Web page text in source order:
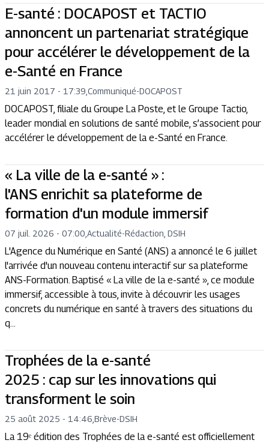
E-santé : DOCAPOST et TACTIO
annoncent un partenariat stratégique
pour accélérer le développement de la
e-Santé en France
21 juin 2017 - 17:39 Communiqué-DOCAPOST
DOCAPOST, filiale du Groupe La Poste, et le Groupe Tactio,
leader mondial en solutions de santé mobile, s’associent pour
accélérer le développement de la e-Santé en France.
« La ville de la e-santé » :
l'ANS enrichit sa plateforme de
formation d'un module immersif
07 juil. 2026 - 07:00 Actualité-Rédaction, DSIH
L'Agence du Numérique en Santé (ANS) a annoncé le 6 juillet
l'arrivée d'un nouveau contenu interactif sur sa plateforme
ANS-Formation. Baptisé « La ville de la e-santé », ce module
immersif, accessible à tous, invite à découvrir les usages
concrets du numérique en santé à travers des situations du
q...
Trophées de la e-santé
2025 : cap sur les innovations qui
transforment le soin
25 août 2025 - 14:46 Brève-DSIH
La 19ᵉ édition des Trophées de la e-santé est officiellement